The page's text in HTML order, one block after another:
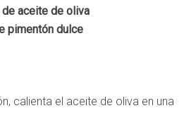
aceite de oliva
pimentón dulce
calienta el aceite de oliva en una